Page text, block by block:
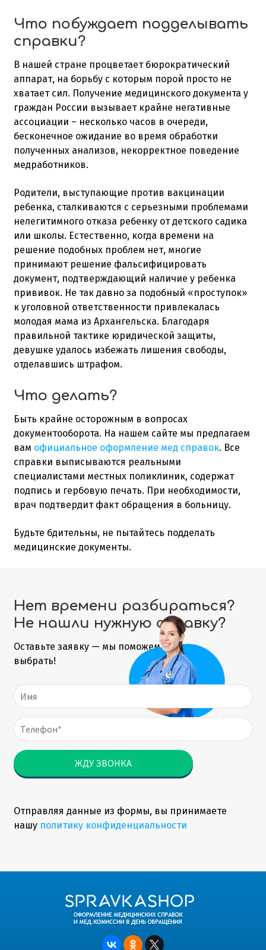
Что побуждает подделывать
справки?
В нашей стране процветает бюрократический
аппарат, на борьбу с которым порой просто не
хватает сил. Получение медицинского документа у
граждан России вызывает крайне негативные
ассоциации – несколько часов в очереди,
бесконечное ожидание во время обработки
полученных анализов, некорректное поведение
медработников.
Родители, выступающие против вакцинации
ребенка, сталкиваются с серьезными проблемами
нелегитимного отказа ребенку от детского садика
или школы. Естественно, когда времени на
решение подобных проблем нет, многие
принимают решение фальсифицировать
документ, подтверждающий наличие у ребенка
прививок. Не так давно за подобный «проступок»
к уголовной ответственности привлекалась
молодая мама из Архангельска. Благодаря
правильной тактике юридической защиты,
девушке удалось избежать лишения свободы,
отделавшись штрафом.
Что делать?
Быть крайне осторожным в вопросах
документооборота. На нашем сайте мы предлагаем
вам официальное оформление мед справок. Все
справки выписываются реальными
специалистами местных поликлиник, содержат
подпись и гербовую печать. При необходимости,
врач подтвердит факт обращения в больницу.
Будьте бдительны, не пытайтесь подделать
медицинские документы.
Нет времени разбираться?
Не нашли нужную справку?
Оставьте заявку — мы поможем
выбрать!
Отправляя данные из формы, вы принимаете
нашу политику конфиденциальности